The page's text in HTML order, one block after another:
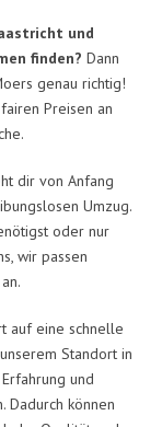
und
finden? Dann
genau richtig!
Preisen an
dir von Anfang
Umzug.
oder nur
wir passen
auf eine schnelle
Standort in
und
Dadurch können